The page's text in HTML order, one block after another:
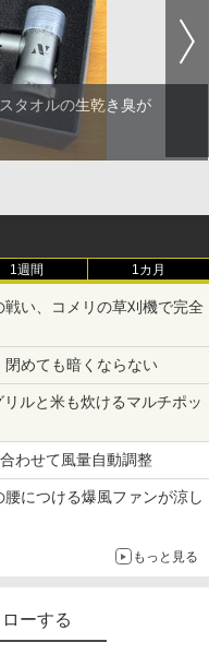
タオルの生乾き臭が
1週間 1カ月
戦い、コメリの草刈機で完全
めても暗くならない
ルと米も炊けるマルチポッ
わせて風量自動調整
腰につける爆風ファンが涼し
もっと見る
ーする